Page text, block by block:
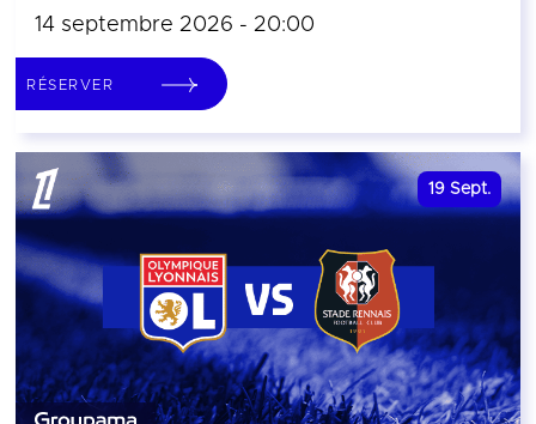
14 septembre 2026 - 20:00
RÉSERVER
19 Sept.